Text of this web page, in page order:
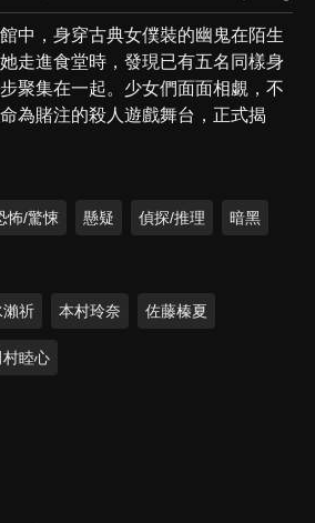
中，身穿古典女僕裝的幽鬼在陌生
走進食堂時，發現已有五名同樣身
聚集在一起。少女們面面相覷，不
為賭注的殺人遊戲舞台，正式揭
怖/驚悚 懸疑 偵探/推理 暗黑
瀨祈 本村玲奈 佐藤榛夏
村睦心